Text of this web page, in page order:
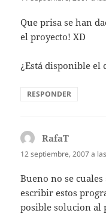
Que prisa se han
el proyecto! XD
¿Está disponible el
RESPONDER
RafaT
12 septiembre, 2007 a
Bueno no se
escribir estos
posible solucion al